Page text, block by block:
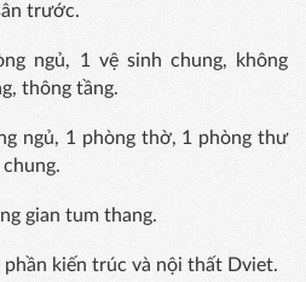
trước.
ngủ, 1 vệ sinh chung, không
thông tầng.
ngủ, 1 phòng thờ, 1 phòng thư
gian tum thang.
phần kiến trúc và nội thất Dviet.